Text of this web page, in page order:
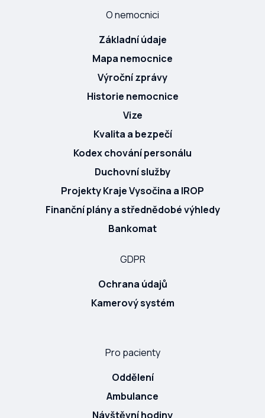
O nemocnici
Základní údaje
Mapa nemocnice
Výroční zprávy
Historie nemocnice
Vize
Kvalita a bezpečí
Kodex chování personálu
Duchovní služby
Projekty Kraje Vysočina a IROP
Finanční plány a střednědobé výhledy
Bankomat
GDPR
Ochrana údajů
Kamerový systém
Pro pacienty
Oddělení
Ambulance
Návštěvní hodiny